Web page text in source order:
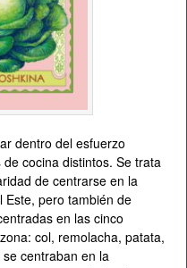
dentro del esfuerzo
cocina distintos. Se trata
de centrarse en la
Este, pero también de
en las cinco
col, remolacha, patata,
centraban en la